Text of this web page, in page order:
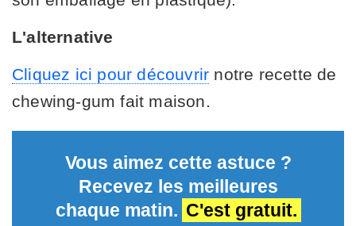
L'alternative
Cliquez ici pour découvrir notre recette de
chewing-gum fait maison.
Vous aimez cette astuce ?
Recevez les meilleures
chaque matin. C'est gratuit.